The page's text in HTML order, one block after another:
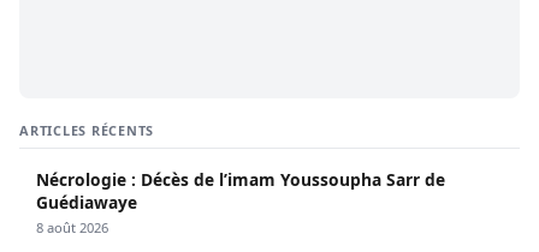
ARTICLES RÉCENTS
Nécrologie : Décès de l’imam Youssoupha Sarr de
Guédiawaye
8 août 2026